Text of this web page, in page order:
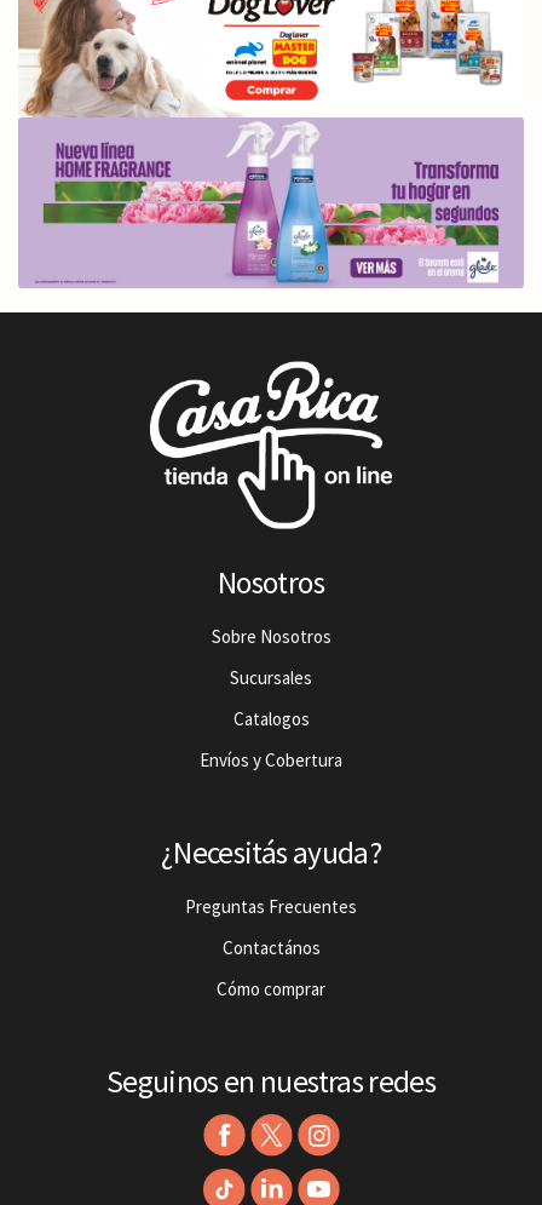
Nosotros
Sobre Nosotros
Sucursales
Catalogos
Envíos y Cobertura
¿Necesitás ayuda?
Preguntas Frecuentes
Contactános
Cómo comprar
Seguinos en nuestras redes